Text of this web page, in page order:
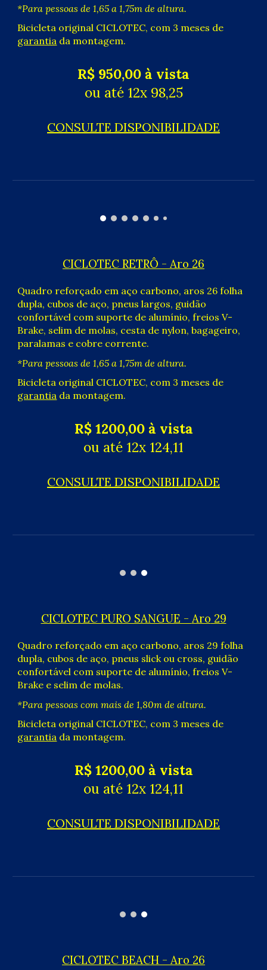
*Para pessoas de 1,65 a 1,75m de altura.
Bicicleta original CICLOTEC, com 3 meses de
garantia da montagem.
R$ 950,00 à vista
ou até 12x 98,25
CONSULTE DISPONIBILIDADE
CICLOTEC RETRÔ - Aro 26
Quadro reforçado em aço carbono, aros 26 folha
dupla, cubos de aço, pneuslargos, guidão
confortável com suporte de alumínio, freios V-
Brake, selim de molas, cesta de nylon, bagageiro,
paralamas e cobre corrente.
*Para pessoas de 1,65 a 1,75m de altura.
Bicicleta original CICLOTEC, com 3 meses de
garantia da montagem.
R$ 1200,00 à vista
ou até 12x 124,11
CONSULTE DISPONIBILIDADE
CICLOTEC PURO SANGUE - Aro 29
Quadro reforçado em aço carbono, aros 29 folha
dupla, cubos de aço, pneus slick ou cross, guidão
confortável com suporte de alumínio, freios V-
Brake e selim de molas.
*Para pessoas com mais de 1,80m de altura.
Bicicleta original CICLOTEC, com 3 meses de
garantia da montagem.
R$ 1200,00 à vista
ou até 12x 124,11
CONSULTE DISPONIBILIDADE
CICLOTEC BEACH - Aro 26